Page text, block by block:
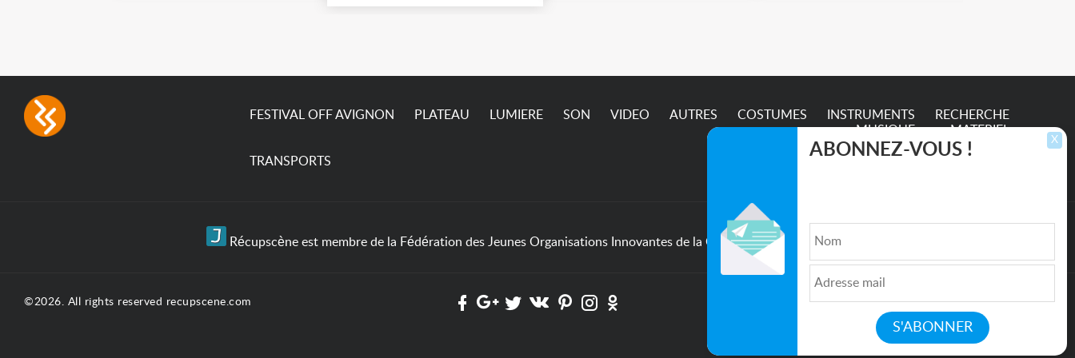
consumption The
(94) jusqu'à ce vendredi 7
FESTIVAL OFF AVIGNON PLATEAU LUMIERE SON VIDEO AUTRES COSTUMES
INSTRUMENTS
MUSIQUE
RECHERCHE
MATERIEL
TRANSPORTS
Récupscène est membre de la Fédération des Jeunes Organisations Innovantes de la Culture et de l'Entertainment
©2026. All rights reserved recupscene.com Qui sommes nous ?| Médias| Newsletter| CGU|
Politique de confidentialité
Partenaires
Mentions légales
X
ABONNEZ-VOUS !